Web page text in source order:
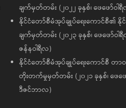
ချက်မှတ်တမ်း (၂၀၂၂ ခုနှစ်၊ ဖေဖော်ဝါ
နိုင်ငံတော်စီမံအုပ်ချုပ်ရေးကောင်စီ၏
ချက်မှတ်တမ်း (၂၀၂၃ ခုနှစ်၊ ဖေဖော်ဝါ
ဇန်နဝါရီလ)
နိုင်ငံတော်စီမံအုပ်ချုပ်ရေးကောင်စီ
တိုးတက်မှုမှတ်တမ်း (၂၀၂၁ ခုနှစ်၊ ဖေဖေ
ဒီဇင်ဘာလ)